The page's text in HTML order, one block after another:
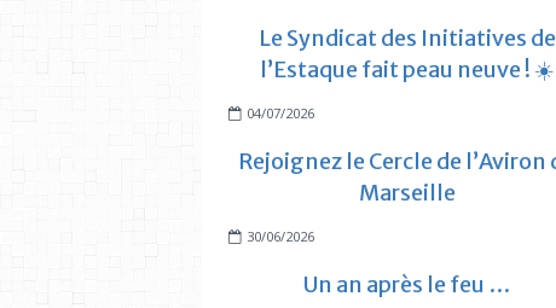
Le Syndicat des Initiatives de
l’Estaque fait peau neuve ! ☀️
04/07/2026
Rejoignez le Cercle de l’Aviron
Marseille
30/06/2026
Un an après le feu …